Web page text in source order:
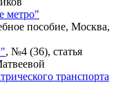
метро"
пособие, Москва,
, №4 (36), статья
транспорта